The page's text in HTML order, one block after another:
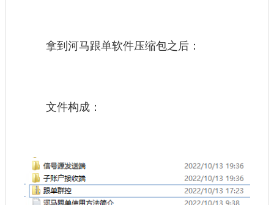
拿到河马跟单软件压缩包之后：
文件构成：